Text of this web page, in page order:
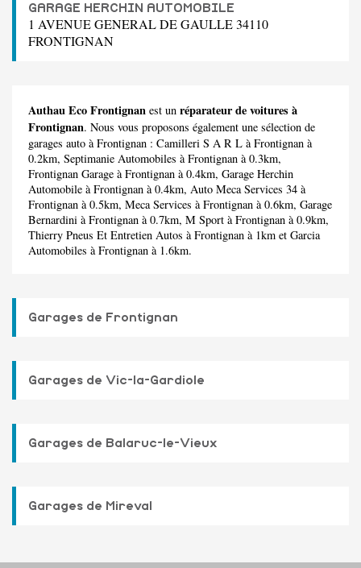
GARAGE HERCHIN AUTOMOBILE
1 AVENUE GENERAL DE GAULLE 34110
FRONTIGNAN
Authau Eco Frontignan est un réparateur de voitures à
Frontignan. Nous vous proposons également une sélection de
garages auto à Frontignan : Camilleri S A R L à Frontignan à
0.2km, Septimanie Automobiles à Frontignan à 0.3km,
Frontignan Garage à Frontignan à 0.4km, Garage Herchin
Automobile à Frontignan à 0.4km, Auto Meca Services 34 à
Frontignan à 0.5km, Meca Services à Frontignan à 0.6km, Garage
Bernardini à Frontignan à 0.7km, M Sport à Frontignan à 0.9km,
Thierry Pneus Et Entretien Autos à Frontignan à 1km et Garcia
Automobiles à Frontignan à 1.6km.
Garages de Frontignan
Garages de Vic-la-Gardiole
Garages de Balaruc-le-Vieux
Garages de Mireval